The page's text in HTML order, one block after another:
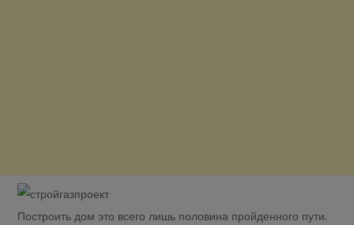
Построить дом это всего лишь половина пройденного пути.